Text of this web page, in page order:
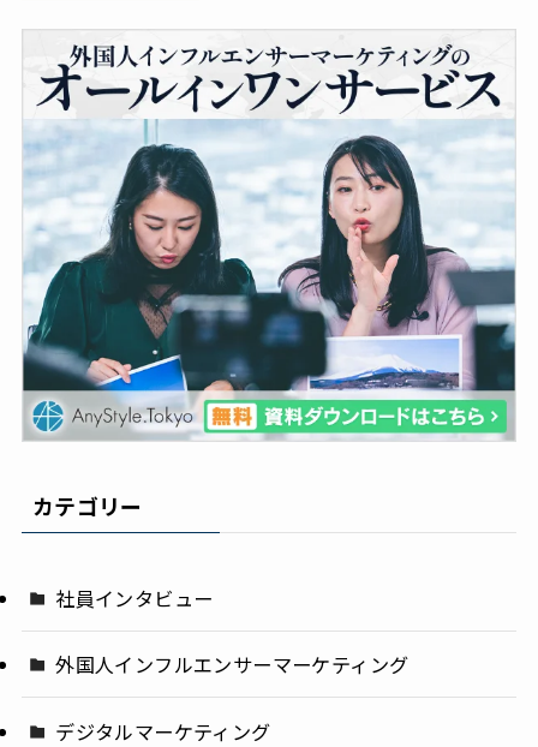
カテゴリー
社員インタビュー
外国人インフルエンサーマーケティング
デジタルマーケティング